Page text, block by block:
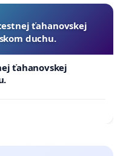
ťahanovskej
duchu.
ťahanovskej